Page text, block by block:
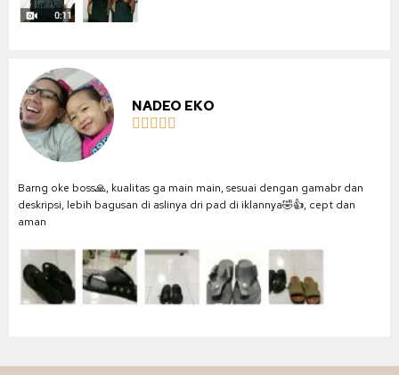
NADEO EKO
    
Barng oke boss🙏, kualitas ga main main, sesuai dengan gamabr dan
deskripsi, lebih bagusan di aslinya dri pad di iklannya🤣👍, cept dan
aman